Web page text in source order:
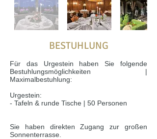
BESTUHLUNG
Für das Urgestein haben Sie folgende
Bestuhlungsmöglichkeiten |
Maximalbestuhlung:
Urgestein:
- Tafeln & runde Tische | 50 Personen
Sie haben direkten Zugang zur großen
Sonnenterrasse.